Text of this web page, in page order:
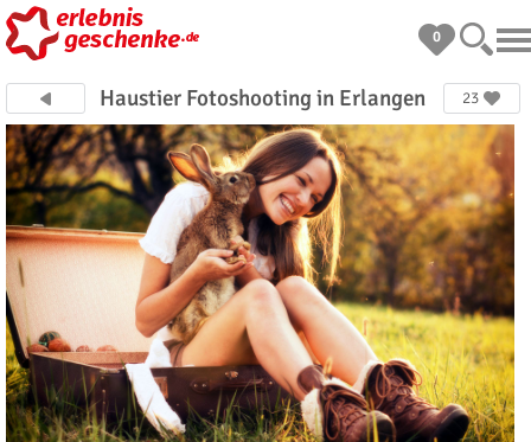
0
Haustier Fotoshooting in Erlangen 23